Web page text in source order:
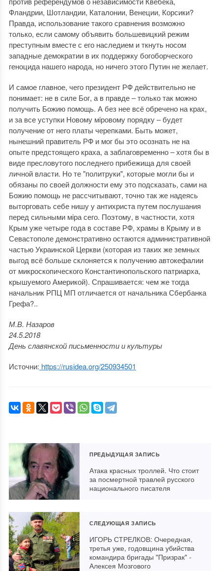
Фландрии, Шотландии, Каталонии, Венеции, Корсики?
Правда, использование такого сравнения возможно
только, если самому объявить большевицкий режим
преступным вместе с его наследием и ткнуть носом
западные демократии в их поддержку богоборческого
геноцида нашего народа, но ничего этого Путин не желает.
И самое главное, чего президент РФ действительно не
понимает: не в силе Бог, а в правде ‒ только так можно
получить Божию помощь. А без нее всё обречено на крах,
и за все уступки Новому мiровому порядку ‒ будет
получение от него платы черепками. Быть может,
нынешний правитель РФ и мог бы это осознать не на
опыте предстоящего краха, а заблаговременно ‒ хотя бы в
виде пресловутого последнего прибежища для своей
личной власти. Но те "политруки", которые могли бы и
обязаны по своей должности ему это подсказать, сами на
Божию помощь не рассчитывают, точно так же надеясь
выторговать себе нишу у антихриста путем послушания
перед сильными мiра сего. Поэтому, в частности, хотя
Крым уже четыре года в составе РФ, храмы в Крыму и в
Севастополе демонстративно остаются административной
частью Украинской Церкви (которая из таких же земных
выгод всё больше склоняется к получению автокефалии
от микроскопического Константинопольского патриарха,
крышуемого Америкой). Спрашивается: чем же тогда
начальник РПЦ МП отличается от начальника Сбербанка
Грефа?..
М.В. Назаров
24.5.2018
День славянской письменности и культуры
Источни: https://rusidea.org/250934501
ПРЕДЫДУЩАЯ ЗАПИСЬ
Атака красных троллей. Что стоит
за посмертной травлей русского
национального писателя
СЛЕДУЮЩАЯ ЗАПИСЬ
ИГОРЬ СТРЕЛКОВ: Очередная,
третья уже, годовщина убийства
командира бригады "Призрак" -
Алексея Мозгового